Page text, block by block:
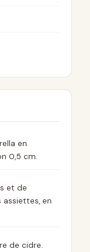
en
0,5 cm.
et de
assiettes, en
de cidre.